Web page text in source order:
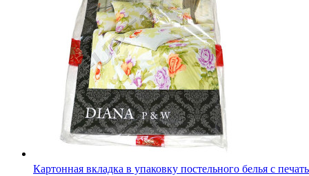
Полиграфический вкладыш для подушек и одеял